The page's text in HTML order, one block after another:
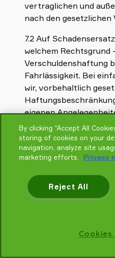
vertraglichen und
nach den
7.2 Auf
welchem Rechtsgrund
Verschuldenshaftung
Fahrlässigkeit. Bei
wir, vorbehaltlich
eigenen
Pflichtverletzung), nur
Verletzung des
Gesundheit, b) für
einer wesentlichen
deren Erfüllung die
Durchführung des
ermöglicht und auf
Vertragspartner
jedoch auf den Ersatz
By clicking “Accept All
storing of cookies on your
navigation, analyze site
marketing efforts.
Privacy
Reject All